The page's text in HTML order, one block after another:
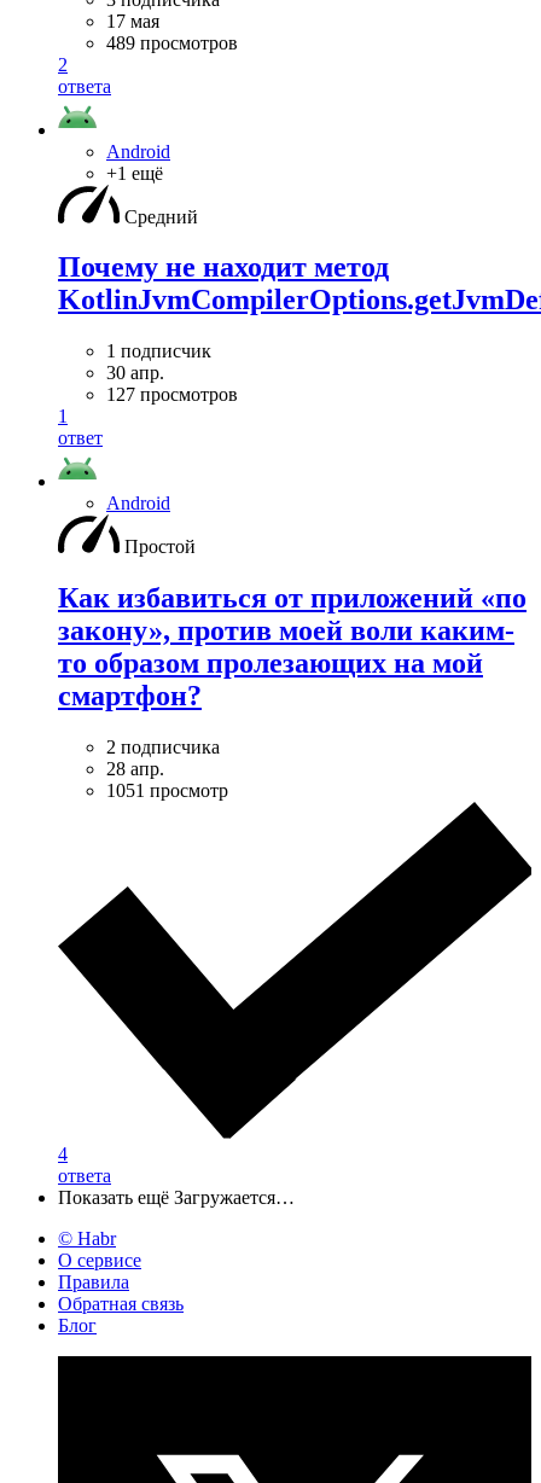
17 мая
489 просмотров
2
ответа
Android
+1 ещё
Средний
Почему не находит метод
1 подписчик
30 апр.
127 просмотров
1
ответ
Android
Простой
Как избавиться от приложений «по
закону», против моей воли каким-
то образом пролезающих на мой
смартфон?
2 подписчика
28 апр.
1051 просмотр
4
ответа
Показать ещё Загружается…
© Habr
О сервисе
Правила
Обратная связь
Блог